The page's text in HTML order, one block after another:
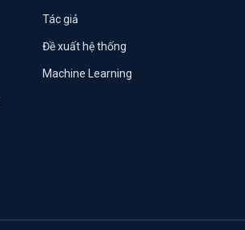
Tác giả
Đề xuất hệ thống
Machine Learning